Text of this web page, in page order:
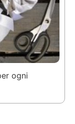
ogni